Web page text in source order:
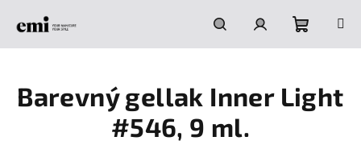
HledatPřihlášeníNákupní
košík
Barevný gellak Inner Light
#546, 9 ml.